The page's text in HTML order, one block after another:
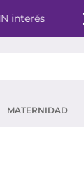
interés
MATERNIDAD